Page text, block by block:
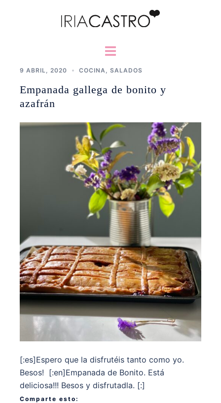
Alternar
9 ABRIL, 2020 COCINA SALADOS
Empanada gallega de bonito y
azafrán
[:es]Espero que la disfrutéis tanto como yo.
Besos! [:en]Empanada de Bonito. Está
deliciosa!!! Besos y disfrutadla. [:]
Comparte esto: